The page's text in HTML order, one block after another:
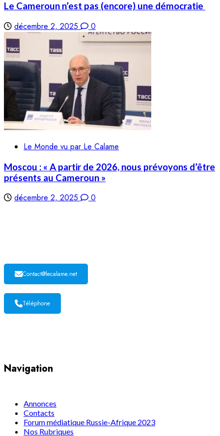
Le Cameroun n’est pas (encore) une démocratie
décembre 2, 2025 0
Le Monde vu par Le Calame
Moscou : « A partir de 2026, nous prévoyons d’être
présents au Cameroun »
décembre 2, 2025 0
Contact@lecalame.net
Téléphone
Navigation
Annonces
Contacts
Forum médiatique Russie-Afrique 2023
Nos Rubriques